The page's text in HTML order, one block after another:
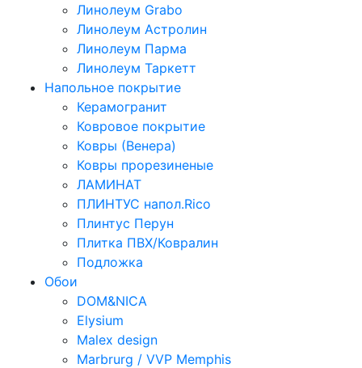
Линолеум Grabo
Линолеум Астролин
Линолеум Парма
Линолеум Таркетт
Напольное покрытие
Керамогранит
Ковровое покрытие
Ковры (Венера)
Ковры прорезиненые
ЛАМИНАТ
ПЛИНТУС напол.Rico
Плинтус Перун
Плитка ПВХ/Ковралин
Подложка
Обои
DOM&NICA
Elysium
Malex design
Marbrurg / VVP Memphis